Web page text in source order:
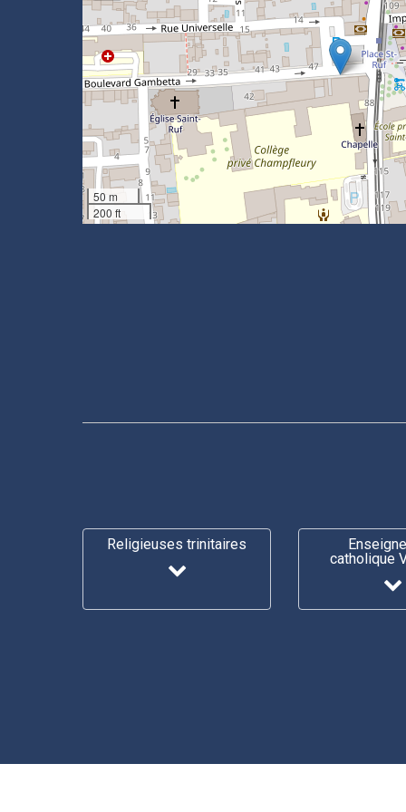
50 m
200 ft
Religieuses trinitaires
catholique